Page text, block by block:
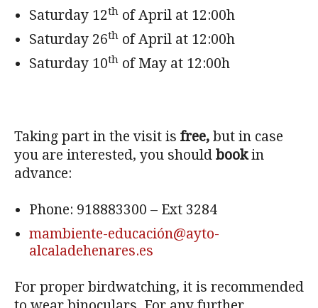
Saturday 12th of April at 12:00h
Saturday 26th of April at 12:00h
Saturday 10th of May at 12:00h
Taking part in the visit is free, but in case
you are interested, you should bookin
advance:
Phone: 918883300 – Ext 3284
mambiente-educación@ayto-
alcaladehenares.es
For proper birdwatching, it is recommended